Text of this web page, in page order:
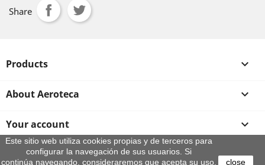
Share
Products 
About Aeroteca 
Your account 
Store information
Este sitio web utiliza cookies propias y de terceros para
configurar la navegación de sus usuarios. Si
continúa navegando, consideraremos que acepta su uso.
close